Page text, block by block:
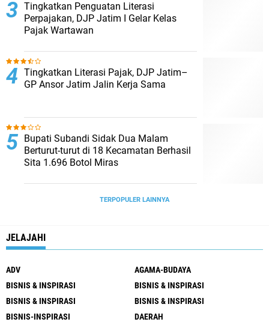
Tingkatkan Penguatan Literasi
Perpajakan, DJP Jatim I Gelar Kelas
Pajak Wartawan
Tingkatkan Literasi Pajak, DJP Jatim–
GP Ansor Jatim Jalin Kerja Sama
Bupati Subandi Sidak Dua Malam
Berturut-turut di 18 Kecamatan Berhasil
Sita 1.696 Botol Miras
TERPOPULER LAINNYA
JELAJAHI
ADV
AGAMA-BUDAYA
BISNIS & INSPIRASI
BISNIS & INSPIRASI
BISNIS & INSPIRASI
BISNIS & INSPIRASI
BISNIS-INSPIRASI
DAERAH